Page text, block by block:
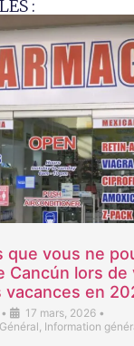
:
que vous ne
Cancún lors de
vacances en
• 17 mars, 2026 •
Général, Information